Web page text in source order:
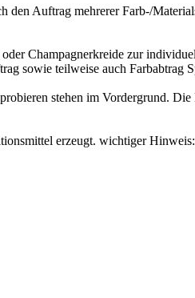
Auftrag mehrerer Farb-/
Champagnerkreide zur
sowie teilweise auch Farbabtrag
stehen im Vordergrund.
erzeugt. wichtiger